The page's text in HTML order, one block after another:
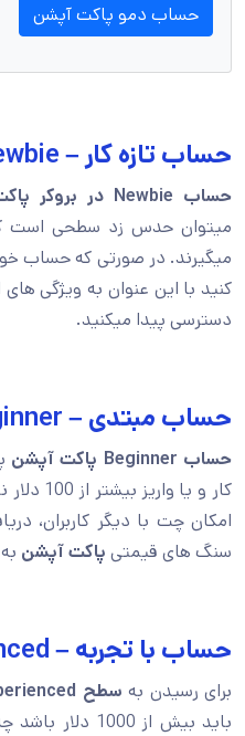
حساب دمو پاکت آپشن
حساب تازه ‎کار – Newbie
حساب Newbie در بروکر پاکت آپشن
میتوان حدس زد سطحی است که
کنید با این عنوان به ویژگی های
دسترسی پیدا میکنید.
حساب مبتدی – Beginner
حساب Beginner پاکت آپشن
کار و
امکان چت با دیگر کاربران،
سنگ های قیمتی پاکت آپشن
حساب با تجربه – Experienced
برای رسیدن به سطح Experienced پاکت آپشن
باید بیش از